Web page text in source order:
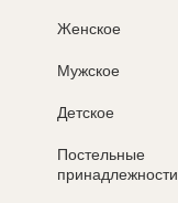
Женское
Мужское
Детское
Постельные
принадлежности